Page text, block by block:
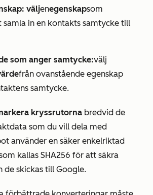
väljenegenskapsom
samla in en kontakts samtycke till
som anger samtycke:välj
från ovanstående egenskap
samtycke.
kryssrutorna bredvid de
som du vill dela med
använder en säker enkelriktad
kallas SHA256 för att säkra
de skickas till Google.